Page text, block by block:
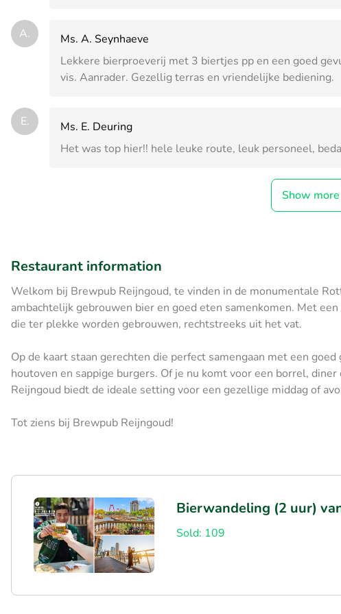
A.
Ms. A. Seynhaeve
Lekkere bierproeverij met 3 biertjes pp en een goed
vis. Aanrader. Gezellig terras en vriendelijke bediening.
E.
Ms. E. Deuring
Het was top hier!! hele leuke route, leuk personeel,
Show more
Restaurant information
Welkom bij Brewpub Reijngoud, te vinden in de monumentale
ambachtelijk gebrouwen bier en goed eten samenkomen. Met
die ter plekke worden gebrouwen, rechtstreeks uit het vat.
Op de kaart staan gerechten die perfect samengaan met een
houtoven en sappige burgers. Of je nu komt voor een borrel,
Reijngoud biedt de ideale setting voor een gezellige middag of
Tot ziens bij Brewpub Reijngoud!
Bierwandeling (2 uur)
Sold: 109